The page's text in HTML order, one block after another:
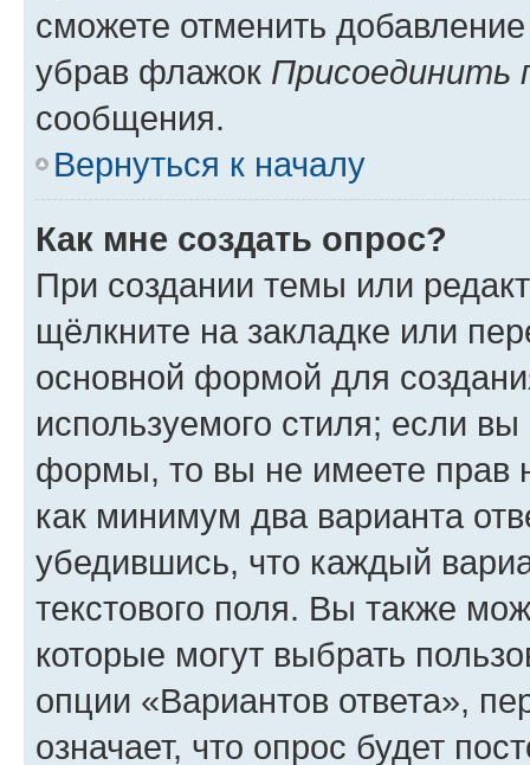
сможете отменить
убрав флажок Присоединить
сообщения.
Вернуться к началу
Как мне создать опрос?
При создании темы или
щёлкните на закладке или
основной формой для
используемого стиля; если
формы, то вы не имеете прав
как минимум два варианта
убедившись, что каждый
текстового поля. Вы также
которые могут выбрать
опции «Вариантов ответа»,
означает, что опрос будет